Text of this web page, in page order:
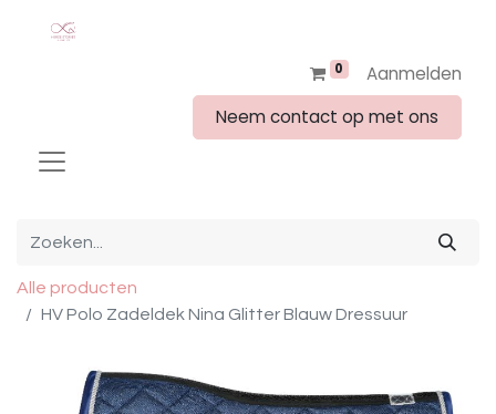
0
Aanmelden
Neem contact op met ons
Alle producten
HV Polo Zadeldek Nina Glitter Blauw Dressuur